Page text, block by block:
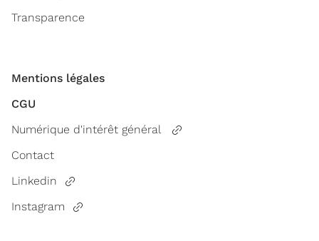
Transparence
Mentions légales
CGU
Numérique d'intérêt général
Contact
Linkedin
Instagram